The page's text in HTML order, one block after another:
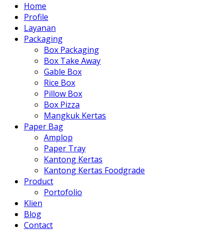
Home
Profile
Layanan
Packaging
Box Packaging
Box Take Away
Gable Box
Rice Box
Pillow Box
Box Pizza
Mangkuk Kertas
Paper Bag
Amplop
Paper Tray
Kantong Kertas
Kantong Kertas Foodgrade
Product
Portofolio
Klien
Blog
Contact